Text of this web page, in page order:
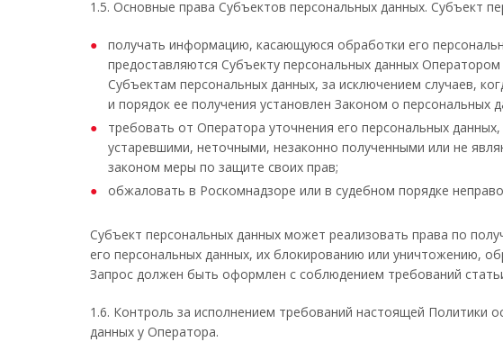
1.5. Основные права Субъектов персональных данных. Субъект
получать информацию, касающуюся обработки его
предоставляются Субъекту персональных данных
Субъектам персональных данных, за исключением случаев,
и порядок ее получения установлен Законом о персональных
требовать от Оператора уточнения его персональных
устаревшими, неточными, незаконно полученными или не
законом меры по защите своих прав;
обжаловать в Роскомнадзоре или в судебном порядке
Субъект персональных данных может реализовать права по
его персональных данных, их блокированию или уничтожению,
Запрос должен быть оформлен с соблюдением требований
1.6. Контроль за исполнением требований настоящей Политики
данных у Оператора.